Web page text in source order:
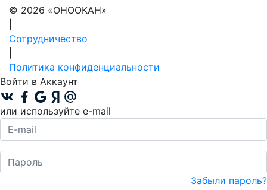
© 2026 «OHOOKAH»
Сотрудничество
Политика конфиденциальности
Войти в Аккаунт
или используйте e-mail
Забыли пароль?